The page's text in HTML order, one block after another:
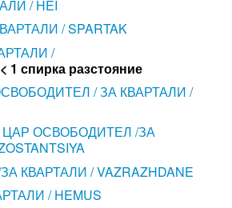
/ HEI
/ SPARTAK
/
1 спирка разстояние
/ ЗА КВАРТАЛИ /
ОСВОБОДИТЕЛ /ЗА
КВАРТАЛИ / VAZRAZHDANE
/ HEMUS